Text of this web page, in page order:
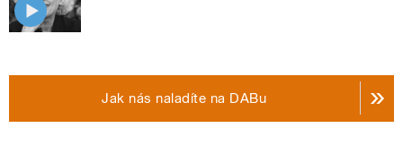
Jak nás naladíte na DABu